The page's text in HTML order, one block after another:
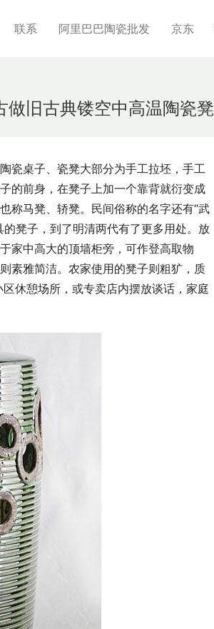
联系 阿里巴巴陶瓷批发 京东
旧古典镂空中高温陶瓷
瓷桌子、瓷凳大部分为手工拉坯，手工
的前身，在凳子上加一个靠背就衍变成
称马凳、轿凳。民间俗称的名字还有“武
凳子，到了明清两代有了更多用处。放
家中高大的顶墙柜旁，可作登高取物
素雅简洁。农家使用的凳子则粗犷，质
休憩场所，或专卖店内摆放谈话，家庭